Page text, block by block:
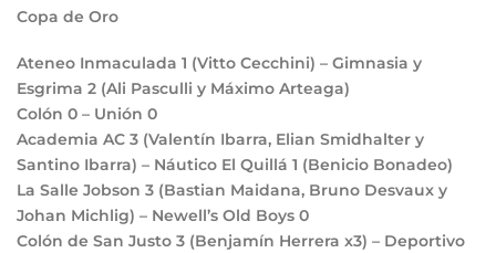
Copa de Oro
Ateneo Inmaculada 1 (Vitto Cecchini) – Gimnasia y
Esgrima 2 (Ali Pasculli y Máximo Arteaga)
Colón 0 – Unión 0
Academia AC 3 (Valentín Ibarra, Elian Smidhalter y
Santino Ibarra) – Náutico El Quillá 1 (Benicio Bonadeo)
La Salle Jobson 3 (Bastian Maidana, Bruno Desvaux y
Johan Michlig) – Newell’s Old Boys 0
Colón de San Justo 3 (Benjamín Herrera x3) – Deportivo